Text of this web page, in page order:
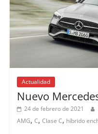
Actualidad
Nuevo
24 de febrero de 2021
AMG, C, Clase C, híbrido